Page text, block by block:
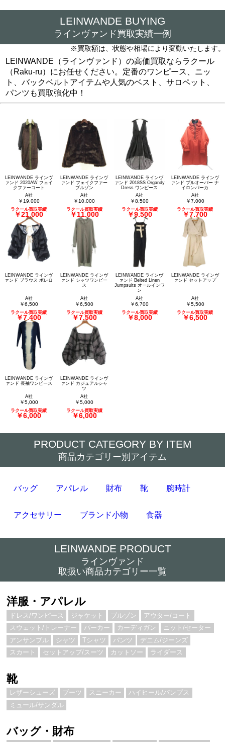
LEINWANDE BUYING
ラインヴァンド買取実績一例
※買取額は、状態や相場により変動いたします。
LEINWANDE（ラインヴァンド）の高価買取ならラクール
（Raku-ru）にお任せください。定番のワンピース、ニッ
ト、バックベルトアイテムや人気のベスト、サロペット、
パンツも買取強化中！
LEINWANDE ラインヴ
ァンド 2020AW フェイ
クファーコート
A社
￥19,000
ラクール買取実績
￥21,000
LEINWANDE ラインヴ
ァンド フェイクファー
ブルゾン
A社
￥10,000
ラクール買取実績
￥11,000
LEINWANDE ラインヴ
ァンド 2018SS Organdy
Dress ワンピース
A社
￥8,500
ラクール買取実績
￥9,500
LEINWANDE ラインヴ
ァンド プルオーバー ナ
イロンパーカ
A社
￥7,000
ラクール買取実績
￥7,700
LEINWANDE ラインヴ
ァンド ブラウス ボレロ
A社
￥6,500
ラクール買取実績
￥7,400
LEINWANDE ラインヴ
ァンド シャツワンピー
ス
A社
￥6,500
ラクール買取実績
￥7,500
LEINWANDE ラインヴ
ァンド Belted Linen
Jumpsuits オールインワ
ン
A社
￥6,700
ラクール買取実績
￥8,000
LEINWANDE ラインヴ
ァンド セットアップ
A社
￥5,500
ラクール買取実績
￥6,500
LEINWANDE ラインヴ
ァンド 長袖ワンピース
A社
￥5,000
ラクール買取実績
￥6,000
LEINWANDE ラインヴ
ァンド カジュアルシャ
ツ
A社
￥5,000
ラクール買取実績
￥6,000
PRODUCT CATEGORY BY ITEM
商品カテゴリー別アイテム
バッグ アパレル 財布 靴 腕時計
アクセサリー ブランド小物 食器
LEINWANDE PRODUCT
ラインヴァンド
取扱い商品カテゴリー一覧
洋服・アパレル
ドレス/ワンピース ジャケット ブルゾン
アウター/コート
スウェット/トレーナー
パーカー カーディガン
ニット/セーター
アンサンブル
シャツ Tシャツ パンツ
デニム/ジーンズ
スカート
セットアップ/スーツ カットソー ライダース
靴
レザーシューズ ブーツ スニーカー
ハイヒール/パンプス
ミュール/サンダル
バッグ・財布